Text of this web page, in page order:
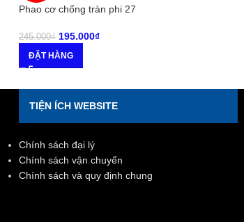
Phao cơ chống tràn phi 27
245.000₫ 195.000₫
ĐẶT HÀNG
TIỆN ÍCH WEBSITE
Chính sách đại lý
Chính sách vận chuyển
Chính sách và quy định chung